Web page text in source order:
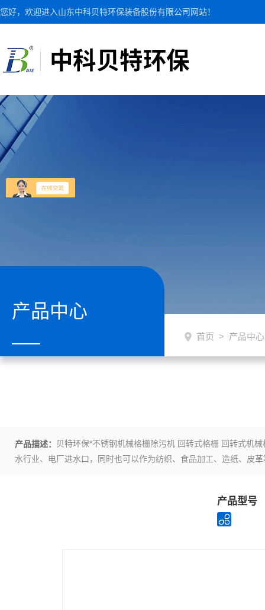
您好，欢迎进入山东中科贝特环保装备股份有限公司网站！
产品中心
首页 > 产品中心
产品描述：
贝特环保*不锈钢机械格栅除污机 回转式格栅 回转式机械格栅（格栅除污机）是一种可以连续自动清除流体中各种形状的杂物，以固液分离为目的装置，它可以作为一种设备广泛地应用于城市污水处理、自来
水行业、电厂进水口，同时也可以作为纺织、食品加工、造纸、皮
产品型号